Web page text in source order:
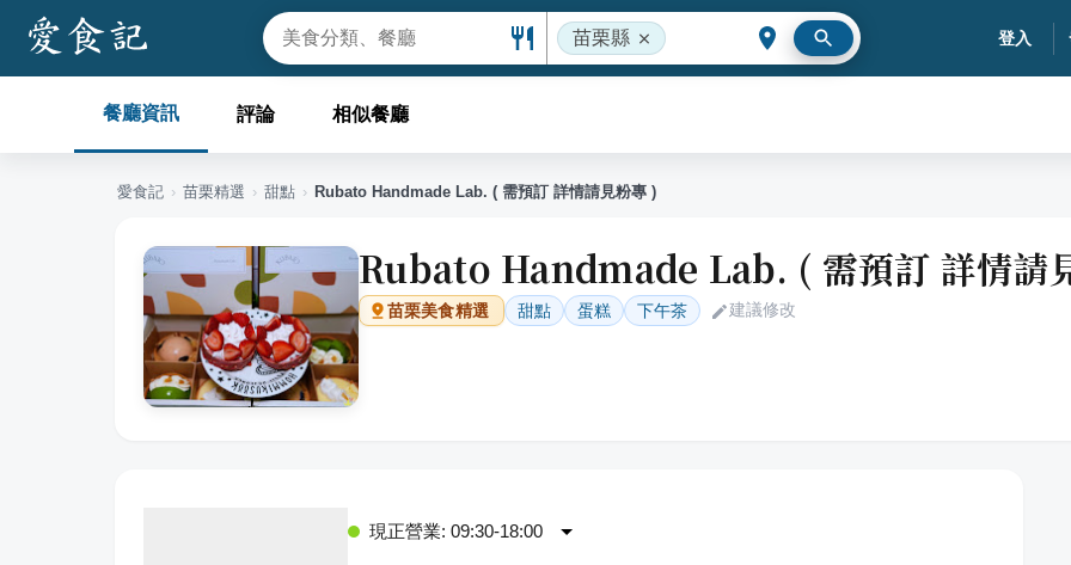
苗栗縣 登入
餐廳資訊 評論 相似餐廳
愛食記 › 苗栗精選 › 甜點 › Rubato Handmade Lab. ( 需預訂 詳情請見粉專 )
Rubato Handmade Lab. ( 需預訂 詳情請
苗栗美食精選 甜點 蛋糕 下午茶 建議修改
現正營業: 09:30-18:00